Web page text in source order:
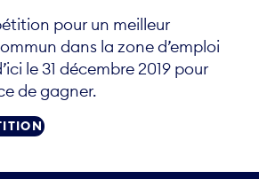
pour un meilleur
dans la zone d’emploi
le 31 décembre 2019 pour
de gagner.